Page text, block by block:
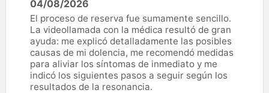
04/08/2026
El proceso de reserva fue sumamente sencillo.
La videollamada con la médica resultó de gran
ayuda: me explicó detalladamente las posibles
causas de mi dolencia, me recomendó medidas
para aliviar los síntomas de inmediato y me
indicó los siguientes pasos a seguir según los
resultados de la resonancia.